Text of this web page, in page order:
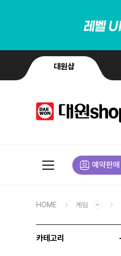
대원샵
예약판매
HOME 게임
카테고리